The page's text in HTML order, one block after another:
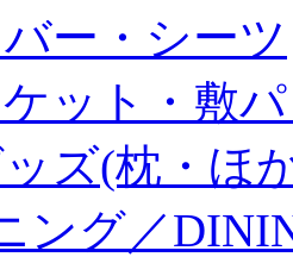
ー・シーツ
ット・敷
ズ(枕・ほ
ング／